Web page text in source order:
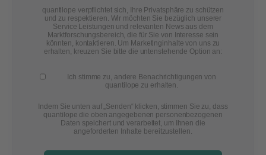
quantilope verpflichtet sich, Ihre Privatsphäre zu schützen
und zu respektieren. Wir möchten Sie bezüglich unserer
Service Leistungen und relevanten News aus dem
Marktforschungsbereich, die für Sie von Interesse sein
könnten, kontaktieren. Um Marketinginhalte von uns zu
erhalten, kreuzen Sie bitte die untenstehende Option an:
Ich stimme zu, andere Benachrichtigungen von
quantilope zu erhalten.
Indem Sie unten auf „Senden“ klicken, stimmen Sie zu, dass
quantilope die oben angegebenen personenbezogenen
Daten speichert und verarbeitet, um Ihnen die
angeforderten Inhalte bereitzustellen.